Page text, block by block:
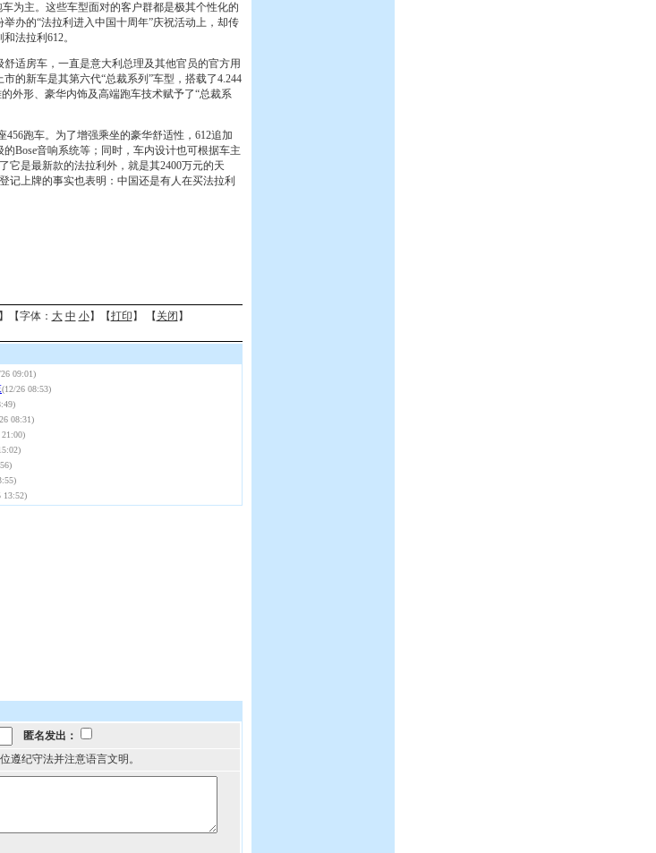
为主。这些车型面对的客户群都是极其个性化的
办的“法拉利进入中国十周年”庆祝活动上，却传
法拉利612。
适房车，一直是意大利总理及其他官员的官方用
的新车是其第六代“总裁系列”车型，搭载了4.244
外形、豪华内饰及高端跑车技术赋予了“总裁系
跑车。为了增强乘坐的豪华舒适性，612追加
Bose音响系统等；同时，车内设计也可根据车主
它是最新款的法拉利外，就是其2400万元的天
记上牌的事实也表明：中国还是有人在买法拉利
【字体： 大 中 小】【打印 】 【 关闭 】
09:01)
(12/26 08:53)
08:31)
13:52)
匿名发出：
遵纪守法并注意语言文明。